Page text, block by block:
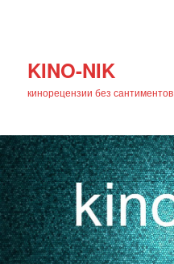
KINO-NIK
кинорецензии без сантиментов